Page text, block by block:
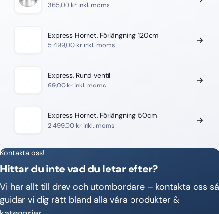
365,00 kr inkl. moms
Express Hornet, Förlängning 120cm
5 499,00 kr inkl. moms
Express, Rund ventil
69,00 kr inkl. moms
Express Hornet, Förlängning 50cm
2 499,00 kr inkl. moms
Kontakta oss!
Hittar du inte vad du letar efter?
Vi har allt till drev och utombordare – kontakta oss så
guidar vi dig rätt bland alla våra produkter &